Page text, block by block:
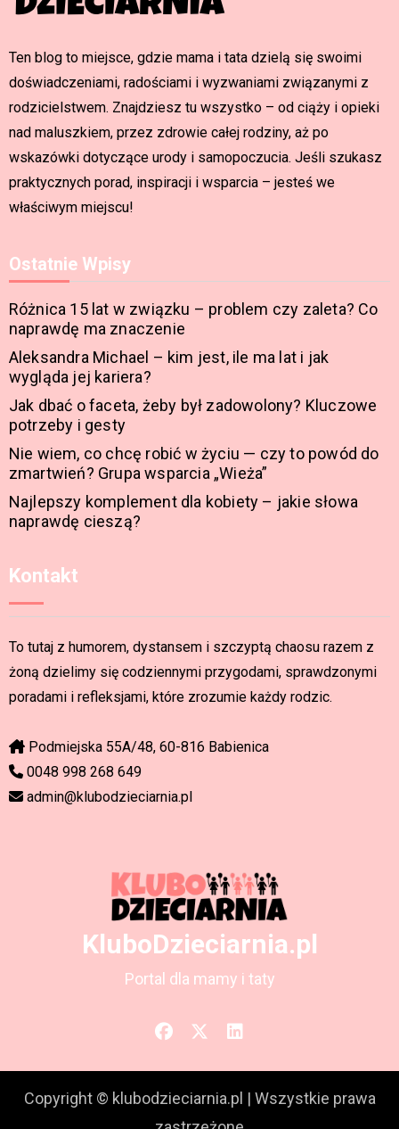
Ten blog to miejsce, gdzie mama i tata dzielą się swoimi
doświadczeniami, radościami i wyzwaniami związanymi z
rodzicielstwem. Znajdziesz tu wszystko – od ciąży i opieki
nad maluszkiem, przez zdrowie całej rodziny, aż po
wskazówki dotyczące urody i samopoczucia. Jeśli szukasz
praktycznych porad, inspiracji i wsparcia – jesteś we
właściwym miejscu!
Ostatnie Wpisy
Różnica 15 lat w związku – problem czy zaleta? Co
naprawdę ma znaczenie
Aleksandra Michael – kim jest, ile ma lat i jak
wygląda jej kariera?
Jak dbać o faceta, żeby był zadowolony? Kluczowe
potrzeby i gesty
Nie wiem, co chcę robić w życiu — czy to powód do
zmartwień? Grupa wsparcia „Wieża”
Najlepszy komplement dla kobiety – jakie słowa
naprawdę cieszą?
Kontakt
To tutaj z humorem, dystansem i szczyptą chaosu razem z
żoną dzielimy się codziennymi przygodami, sprawdzonymi
poradami i refleksjami, które zrozumie każdy rodzic.
Podmiejska 55A/48, 60-816 Babienica
0048 998 268 649
admin@klubodzieciarnia.pl
KluboDzieciarnia.pl
Portal dla mamy i taty
Copyright © klubodzieciarnia.pl | Wszystkie prawa